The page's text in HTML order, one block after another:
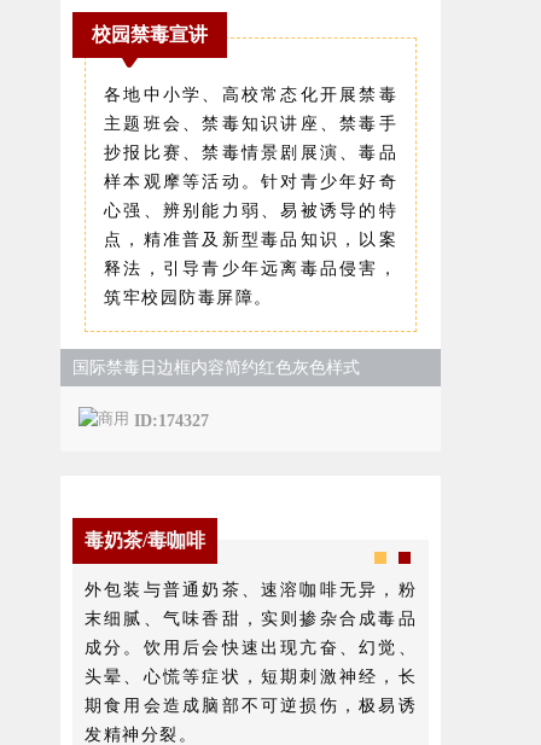
校园禁毒宣讲
各地中小学、高校常态化开展禁毒
主题班会、禁毒知识讲座、禁毒手
抄报比赛、禁毒情景剧展演、毒品
样本观摩等活动。针对青少年好奇
心强、辨别能力弱、易被诱导的特
点，精准普及新型毒品知识，以案
释法，引导青少年远离毒品侵害，
筑牢校园防毒屏障。
国际禁毒日边框内容简约红色灰色样式
ID:174327
毒奶茶/毒咖啡
外包装与普通奶茶、速溶咖啡无异，粉
末细腻、气味香甜，实则掺杂合成毒品
成分。饮用后会快速出现亢奋、幻觉、
头晕、心慌等症状，短期刺激神经，长
期食用会造成脑部不可逆损伤，极易诱
发精神分裂。